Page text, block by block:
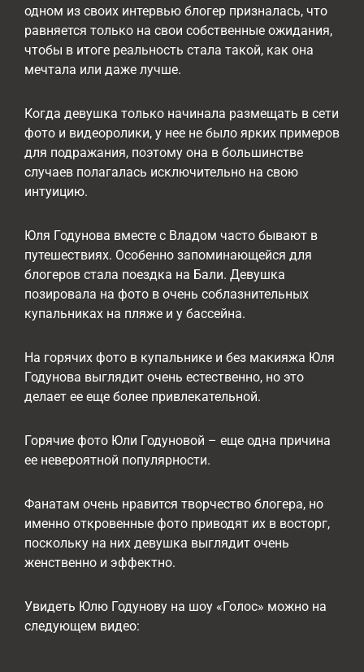
одном из своих интервью блогер призналась, что
равняется только на свои собственные ожидания,
чтобы в итоге реальность стала такой, как она
мечтала или даже лучше.
Когда девушка только начинала размещать в сети
фото и видеоролики, у нее не было ярких примеров
для подражания, поэтому она в большинстве
случаев полагалась исключительно на свою
интуицию.
Юля Годунова вместе с Владом часто бывают в
путешествиях. Особенно запоминающейся для
блогеров стала поездка на Бали. Девушка
позировала на фото в очень соблазнительных
купальниках на пляже и у бассейна.
На горячих фото в купальнике и без макияжа Юля
Годунова выглядит очень естественно, но это
делает ее еще более привлекательной.
Горячие фото Юли Годуновой – еще одна причина
ее невероятной популярности.
Фанатам очень нравится творчество блогера, но
именно откровенные фото приводят их в восторг,
поскольку на них девушка выглядит очень
женственно и эффектно.
Увидеть Юлю Годунову на шоу «Голос» можно на
следующем видео: